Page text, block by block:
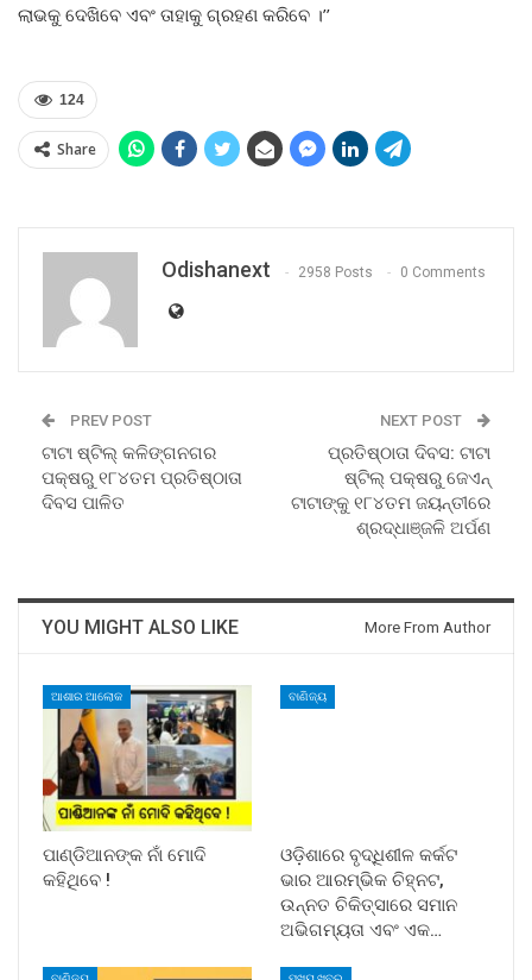
ଲାଭକୁ ଦେଖିବେ ଏବଂ ତାହାକୁ ଗ୍ରହଣ କରିବେ ।’’
124
Share
Odishanext 2958 Posts 0 Comments
PREV POST
ଟାଟା ଷ୍ଟିଲ୍ କଳିଙ୍ଗନଗର
ପକ୍ଷରୁ ୧୮୪ତମ ପ୍ରତିଷ୍ଠାତା
ଦିବସ ପାଳିତ
NEXT POST
ପ୍ରତିଷ୍ଠାତା ଦିବସ: ଟାଟା
ଷ୍ଟିଲ୍ ପକ୍ଷରୁ ଜେଏନ୍
ଟାଟାଙ୍କୁ ୧୮୪ତମ ଜୟନ୍ତୀରେ
ଶ୍ରଦ୍ଧାଞ୍ଜଳି ଅର୍ପଣ
YOU MIGHT ALSO LIKE More From Author
ଆଶାର ଆଲୋକ
ପାଣ୍ଡିଆନଙ୍କ ନାଁ ମୋଦି
କହିଥିବେ !
ବାଣିଜ୍ୟ
ଓଡ଼ିଶାରେ ବୃଦ୍ଧିଶୀଳ କର୍କଟ
ଭାର ଆରମ୍ଭିକ ଚିହ୍ନଟ,
ଉନ୍ନତ ଚିକିତ୍ସାରେ ସମାନ
ଅଭିଗମ୍ୟତା ଏବଂ ଏକ…